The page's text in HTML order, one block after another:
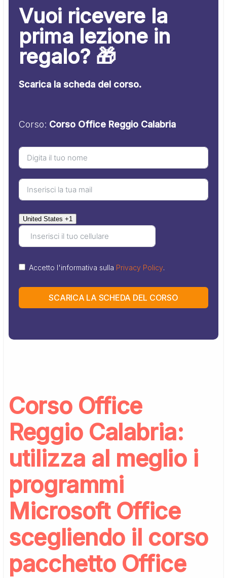
Vuoi ricevere la
prima lezione in
regalo? 🎁
Scarica la scheda del corso.
Corso: Corso Office Reggio Calabria
United States +1
Accetto l'informativa sulla Privacy Policy.
SCARICA LA SCHEDA DEL CORSO
Corso Office
Reggio Calabria:
utilizza al meglio i
programmi
Microsoft Office
scegliendo il corso
pacchetto Office